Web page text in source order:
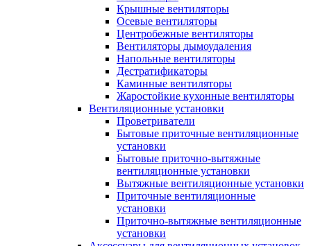
Крышные вентиляторы
Осевые вентиляторы
Центробежные вентиляторы
Вентиляторы дымоудаления
Напольные вентиляторы
Дестратификаторы
Каминные вентиляторы
Жаростойкие кухонные вентиляторы
Вентиляционные установки
Проветриватели
Бытовые приточные вентиляционные
установки
Бытовые приточно-вытяжные
вентиляционные установки
Вытяжные вентиляционные установки
Приточные вентиляционные
установки
Приточно-вытяжные вентиляционные
установки